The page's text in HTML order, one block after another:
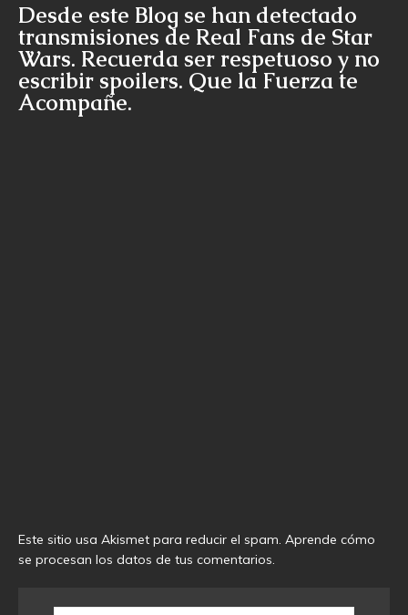
Desde este Blog se han detectado
transmisiones de Real Fans de Star
Wars. Recuerda ser respetuoso y no
escribir spoilers. Que la Fuerza te
Acompañe.
Este sitio usa Akismet para reducir el spam. Aprende cómo
se procesan los datos de tus comentarios.